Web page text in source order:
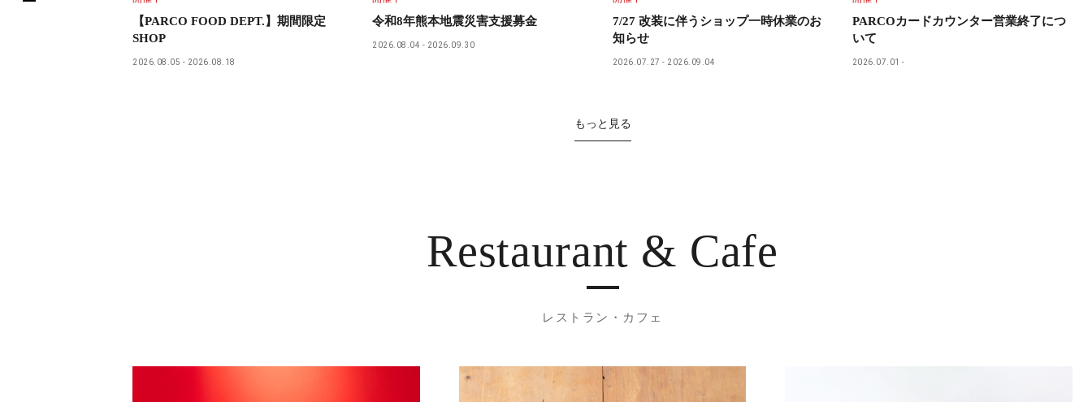
【PARCO FOOD DEPT.】期間限定
SHOP
2026.08.05 2026.08.18
令和8年熊本地震災害支援募金
2026.08.04 2026.09.30
7/27 改装に伴うショップ一時休業のお
知らせ
2026.07.27 2026.09.04
PARCOカードカウンター営業終了につ
いて
2026.07.01
もっと見る
Restaurant & Cafe
レストラン・カフェ